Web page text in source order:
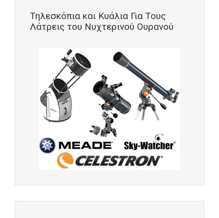
Τηλεσκόπια και Κυάλια Για Τους
Λάτρεις του Νυχτερινού Ουρανού